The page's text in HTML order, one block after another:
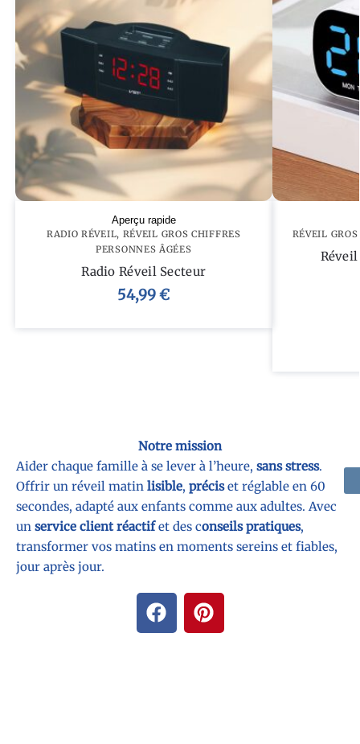
Aperçu rapide
RADIO RÉVEIL, RÉVEIL GROS CHIFFRES
PERSONNES ÂGÉES
Radio Réveil Secteur
54,99€
RÉVEIL
Notre mission
Aider chaque famille à se lever à l’heure, sans stress.
Offrir un réveil matin lisible, préciset réglable en 60
secondes, adapté aux enfants comme aux adultes. Avec
un service client réactifet des conseils pratiques,
transformer vos matins en moments sereins et fiables,
jour après jour.